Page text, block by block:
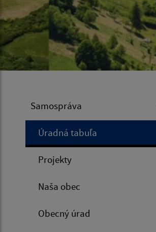
Samospráva
Úradná tabuľa
Projekty
Naša obec
Obecný úrad